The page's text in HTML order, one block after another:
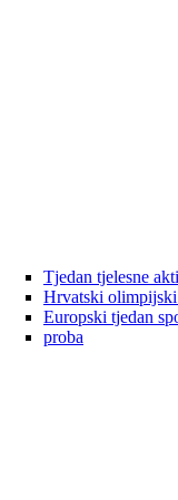
Tjedan tjelesne
Hrvatski
Europski tjedan
proba